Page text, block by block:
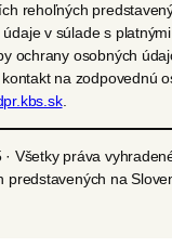
rehoľných
v súlade s
ochrany osobných
na zodpovednú
.
Všetky práva
predstavených na